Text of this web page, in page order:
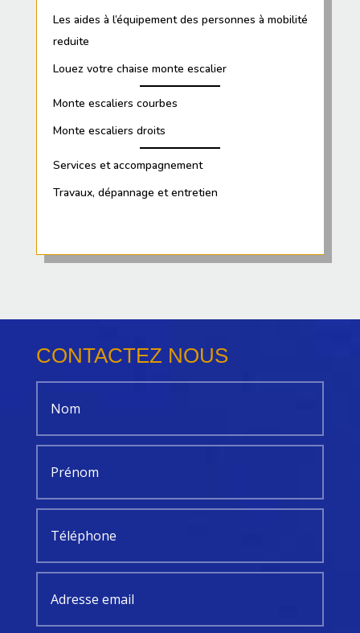
Les aides à l’équipement des personnes à mobilité
reduite
Louez votre chaise monte escalier
Monte escaliers courbes
Monte escaliers droits
Services et accompagnement
Travaux, dépannage et entretien
CONTACTEZ NOUS